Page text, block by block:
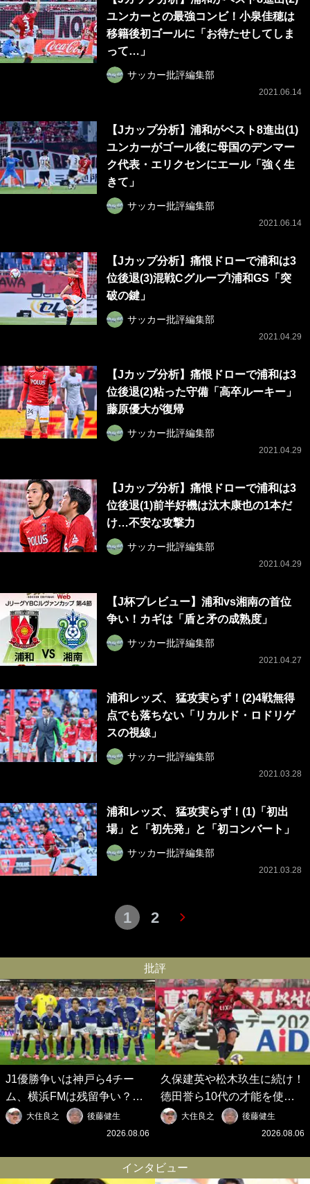
ユンカーとの最強コンビ！小泉佳穂は
移籍後初ゴールに「お待たせしてしま
って…」
サッカー批評編集部
2021.06.14
【Jカップ分析】浦和がベスト8進出(1)
ユンカーがゴール後に母国のデンマー
ク代表・エリクセンにエール「強く生
きて」
サッカー批評編集部
2021.06.14
【Jカップ分析】痛恨ドローで浦和は3
位後退(3)混戦Cグループ!浦和GS「突
破の鍵」
サッカー批評編集部
2021.04.29
【Jカップ分析】痛恨ドローで浦和は3
位後退(2)粘った守備「高卒ルーキー」
藤原優大が復帰
サッカー批評編集部
2021.04.29
【Jカップ分析】痛恨ドローで浦和は3
位後退(1)前半好機は汰木康也の1本だ
け…不安な攻撃力
サッカー批評編集部
2021.04.29
【J杯プレビュー】浦和vs湘南の首位
争い！カギは「盾と矛の成熟度」
サッカー批評編集部
2021.04.27
浦和レッズ、 猛攻実らず！(2)4戦無得
点でも落ちない「リカルド・ロドリゲ
スの視線」
サッカー批評編集部
2021.03.28
浦和レッズ、 猛攻実らず！(1)「初出
場」と「初先発」と「初コンバート」
サッカー批評編集部
2021.03.28
1 2
批評
J1優勝争いは神戸ら4チー
ム、横浜FMは残留争い？大
混戦のJ2はRB大宮に注目！
歴代最強の日本代表をJリー
の秋春制｣の大激論】(6)
大住良之
後藤健生
2026.08.06
久保建英や松木玖生に続け！
徳田誉ら10代の才能を使い
切れないJクラブの課題と、
｢0円欧州移籍｣撲滅への処方
春制｣の大激論】(5)
大住良之
後藤健生
2026.08.06
インタビュー